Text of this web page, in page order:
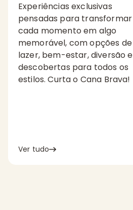
Experiências exclusivas
pensadas para transformar
cada momento em algo
memorável, com opções de
lazer, bem-estar, diversão e
descobertas para todos os
estilos. Curta o Cana Brava!
Ver tudo